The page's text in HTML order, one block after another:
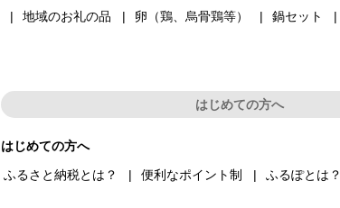
地域のお礼の品 卵（鶏、烏骨鶏等）
鍋セット
はじめての方へ
はじめての方へ
ふるさと納税とは？
便利なポイント制 ふるぽとは？